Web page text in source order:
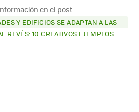
en el post
Y EDIFICIOS SE ADAPTAN A LAS
REVÉS: 10 CREATIVOS EJEMPLOS